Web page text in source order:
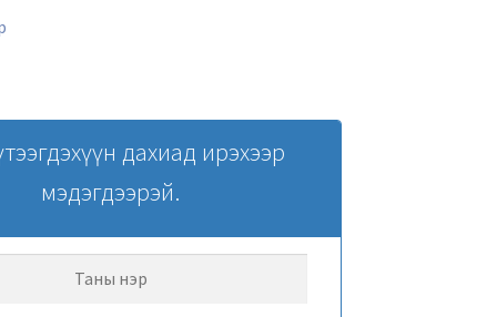
дахиад ирэхээр
мэдэгдээрэй.